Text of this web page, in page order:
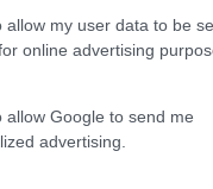
allow my user data to be
online advertising
allow Google to send me
advertising.